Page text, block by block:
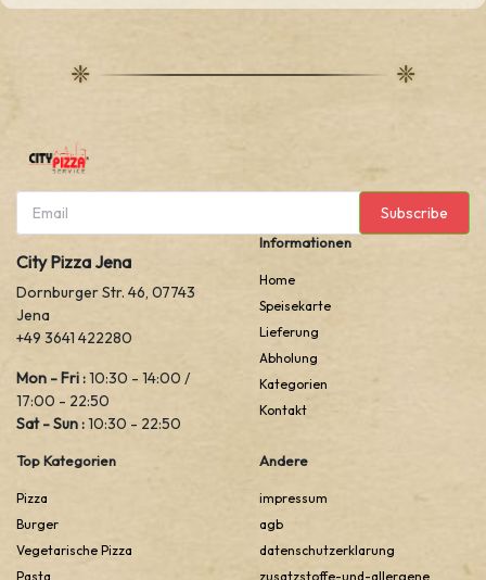
Subscribe
City Pizza Jena
Dornburger Str. 46, 07743
Jena
+49 3641 422280
Mon - Fri :10:30 - 14:00 /
17:00 - 22:50
Sat - Sun :10:30 - 22:50
Informationen
Home
Speisekarte
Lieferung
Abholung
Kategorien
Kontakt
Top Kategorien
Pizza
Burger
Vegetarische Pizza
Pasta
Andere
impressum
agb
datenschutzerklarung
zusatzstoffe-und-allergene